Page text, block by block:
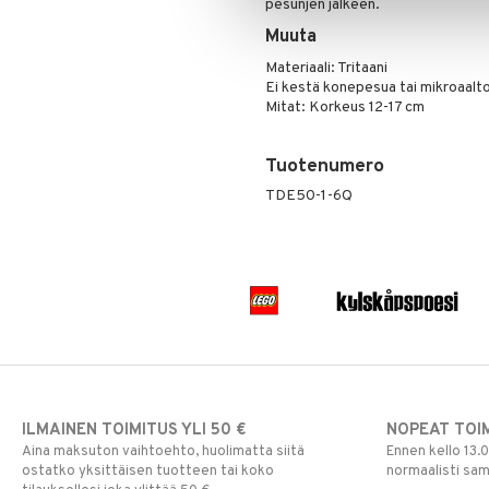
pesunjen jälkeen.
Muuta
Materiaali: Tritaani
Ei kestä konepesua tai
Mitat: Korkeus 12-17 cm
Tuotenumero
TDE50-1-6Q
ILMAINEN TOIMITUS YLI 50 €
Aina maksuton vaihtoehto, huolimatta siitä
ostatko yksittäisen tuotteen tai koko
NOPEAT
Ennen kello
normaalisti